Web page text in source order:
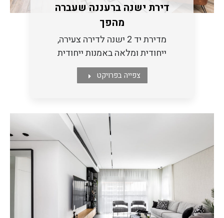
דירת ישנה ברעננה שעברה
מהפך
מדירת יד 2 ישנה לדירה צעירה,
ייחודית ומלאה באמנות ייחודית
צפייה בפרויקט